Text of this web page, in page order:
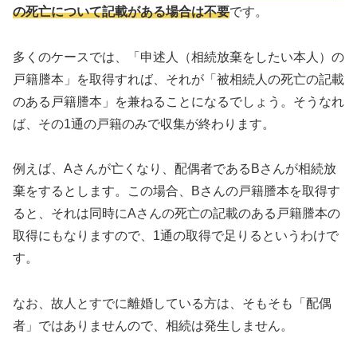
の死亡について記載がある場合は不要です。
多くのケースでは、「申述人（相続放棄をしたい本人）の
戸籍謄本」を取得すれば、それが「被相続人の死亡の記載
のある戸籍謄本」を兼ねることになるでしょう。そうなれ
ば、その1通の戸籍のみで収集が終わります。
例えば、Aさんが亡くなり、配偶者であるBさんが相続放
棄をするとします。この場合、Bさんの戸籍謄本を取得す
ると、それは同時にAさんの死亡の記載のある戸籍謄本の
取得にもなりますので、1通の取得で足りるというわけで
す。
なお、故人とすでに離婚している方は、そもそも「配偶
者」ではありませんので、相続は発生しません。